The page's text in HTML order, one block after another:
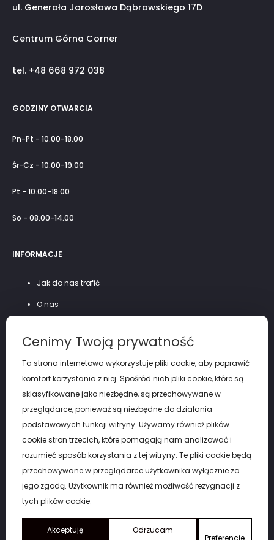
ul. Generała Jarosława Dąbrowskiego 17D
Centrum Górna Corner
tel. +48 668 972 038
GODZINY OTWARCIA
Pn-Pt - 10.00-18.00
Śr-Cz - 10.00-19.00
Pt - 10.00-18.00
So - 08.00-14.00
INFORMACJE
Jak do nas trafić
O nas
Polityka prywatności
Copyright by eGARNITUR Łódź. © 2026
Cenimy Twoją prywatność
Ta strona internetowa wykorzystuje pliki cookie, aby poprawić
komfort korzystania z niej. Spośród nich pliki cookie, które są
sklasyfikowane jako niezbędne, są przechowywane w
przeglądarce, ponieważ są niezbędne do działania
podstawowych funkcji witryny. Używamy również plików
cookie stron trzecich, które pomagają nam analizować i
rozumieć sposób korzystania z tej witryny. Te pliki cookie będą
przechowywane w przeglądarce użytkownika wyłącznie za
jego zgodą. Użytkownik ma również możliwość rezygnacji z
tych plików cookie.
Akceptuję Odrzucam
Preferencje